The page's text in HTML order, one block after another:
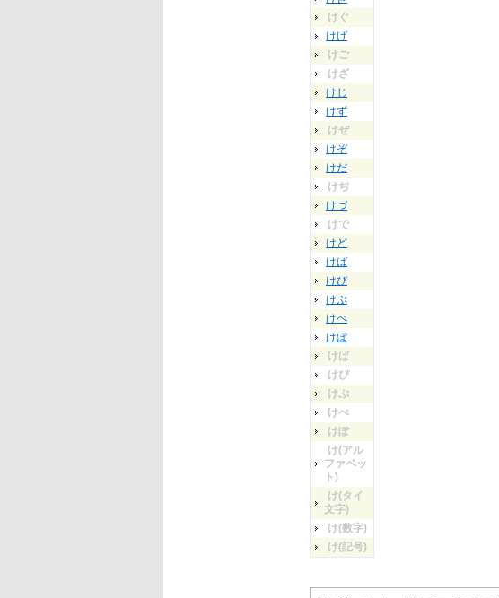
けぐ
けげ
けご
けざ
けじ
けず
けぜ
けぞ
けだ
けぢ
けづ
けで
けど
けば
けび
けぶ
けべ
けぼ
けぱ
けぴ
けぷ
けぺ
けぽ
け(アル
ファベッ
ト)
け(タイ
文字)
け(数字)
け(記号)